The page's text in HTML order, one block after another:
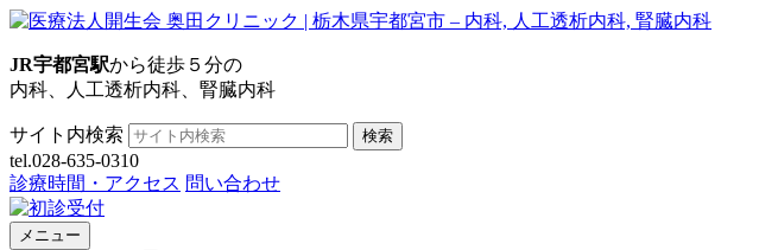
JR宇都宮駅から徒歩５分の
内科、人工透析内科、腎臓内科
サイト内検索 検索
tel.028-635-0310
診療時間・アクセス 問い合わせ
メニュー